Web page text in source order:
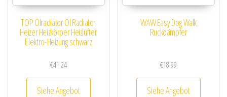
TOP Ölradiator Öl Radiator
Heizer Heizkörper Heizlüfter
Elektro-Heizung schwarz
€41.24
Siehe Angebot
WAW Easy Dog Walk
Ruckdämpfer
€18.99
Siehe Angebot